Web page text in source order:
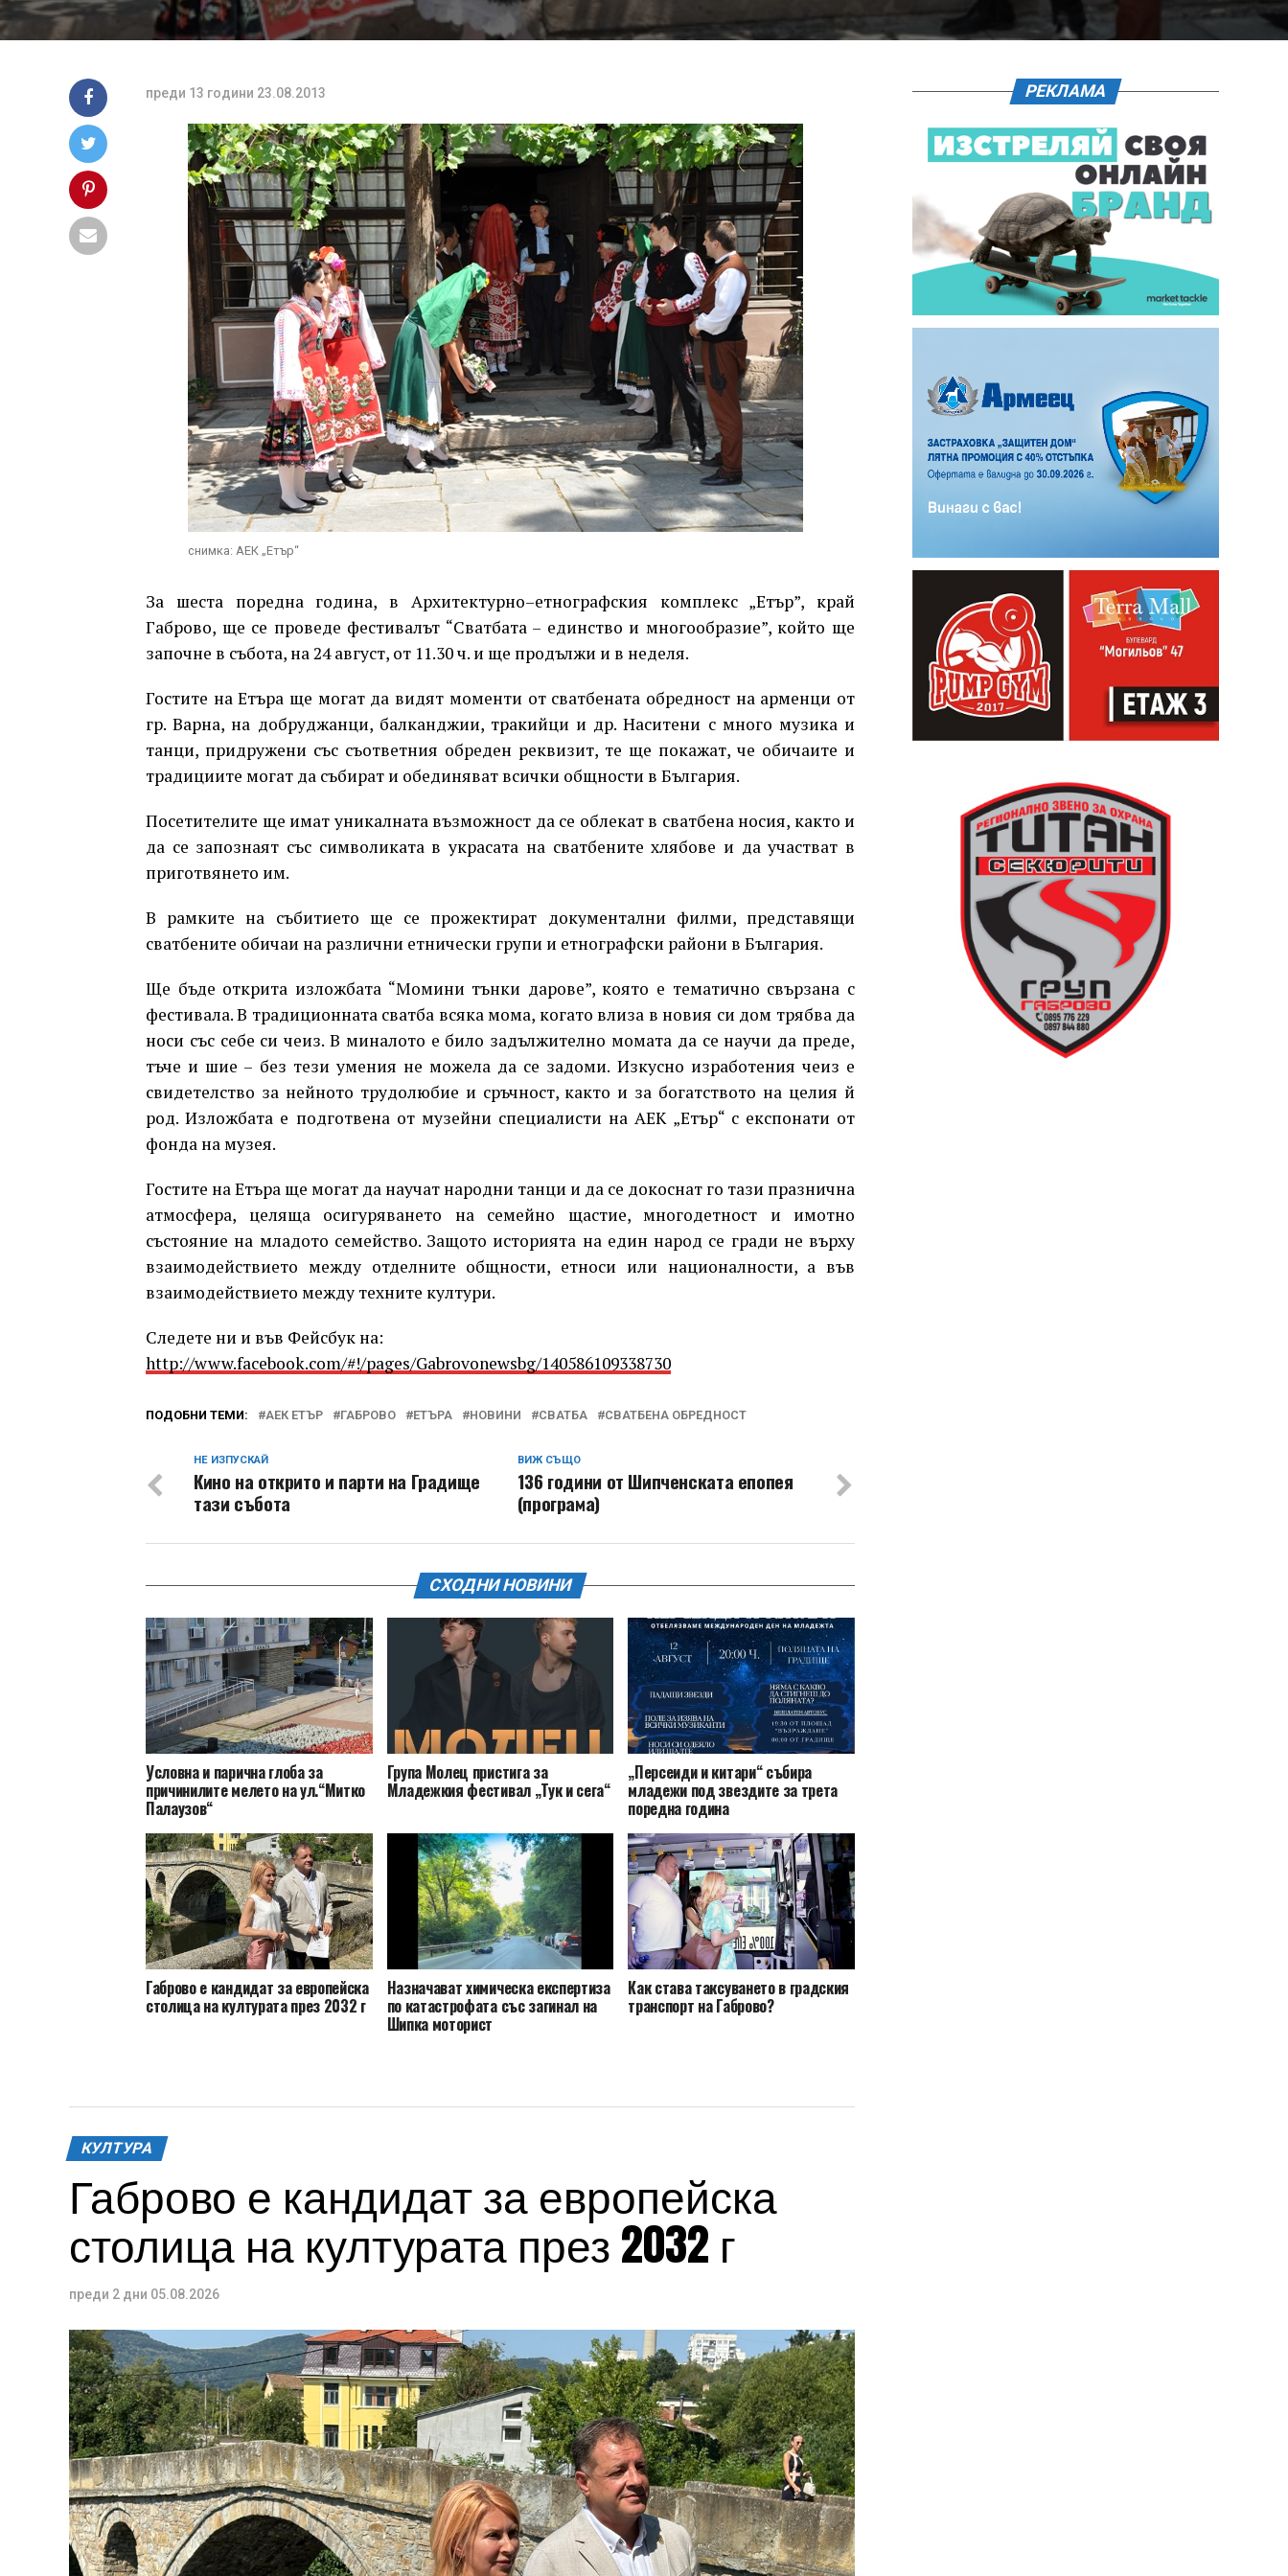
преди 13 години 23.08.2013
снимка: АЕК „Етър“
За шеста поредна година, в Архитектурно–етнографския комплекс „Етър”, край
Габрово, ще се проведе фестивалът “Сватбата – единство и многообразие”, който ще
започне в събота, на 24 август, от 11.30 ч. и ще продължи и в неделя.
Гостите на Етъра ще могат да видят моменти от сватбената обредност на арменци от
гр. Варна, на добруджанци, балканджии, тракийци и др. Наситени с много музика и
танци, придружени със съответния обреден реквизит, те ще покажат, че обичаите и
традициите могат да събират и обединяват всички общности в България.
Посетителите ще имат уникалната възможност да се облекат в сватбена носия, както и
да се запознаят със символиката в украсата на сватбените хлябове и да участват в
приготвянето им.
В рамките на събитието ще се прожектират документални филми, представящи
сватбените обичаи на различни етнически групи и етнографски райони в България.
Ще бъде открита изложбата “Момини тънки дарове”, която е тематично свързана с
фестивала. В традиционната сватба всяка мома, когато влиза в новия си дом трябва да
носи със себе си чеиз. В миналото е било задължително момата да се научи да преде,
тъче и шие – без тези умения не можела да се задоми. Изкусно изработения чеиз е
свидетелство за нейното трудолюбие и сръчност, както и за богатството на целия й
род. Изложбата е подготвена от музейни специалисти на АЕК „Етър“ с експонати от
фонда на музея.
Гостите на Етъра ще могат да научат народни танци и да се докоснат го тази празнична
атмосфера, целяща осигуряването на семейно щастие, многодетност и имотно
състояние на младото семейство. Защото историята на един народ се гради не върху
взаимодействието между отделните общности, етноси или националности, а във
взаимодействието между техните култури.
Следете ни и във Фейсбук на:
http://www.facebook.com/#!/pages/Gabrovonewsbg/140586109338730
ПОДОБНИ ТЕМИ: АЕК ЕТЪР ГАБРОВО ЕТЪРА НОВИНИ СВАТБА СВАТБЕНА ОБРЕДНОСТ
ВИЖ СЪЩО
136 години от Шипченската епопея
(програма)
НЕ ИЗПУСКАЙ
Кино на открито и парти на Градище
тази събота
СХОДНИ НОВИНИ
Условна и парична глоба за
причинилите мелето на ул.“Митко
Палаузов“
Група Молец пристига за
Младежкия фестивал „Тук и сега“
„Персеиди и китари“ събира
младежи под звездите за трета
поредна година
Габрово е кандидат за европейска
столица на културата през 2032 г
Назначават химическа експертиза
по катастрофата със загинал на
Шипка моторист
Как става таксуването в градския
транспорт на Габрово?
КУЛТУРА
Габрово е кандидат за европейска
столица на културата през 2032 г
преди 2 дни 05.08.2026
РЕКЛАМА